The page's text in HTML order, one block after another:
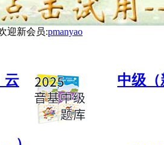
迎新会员:pmanyao
云
中级